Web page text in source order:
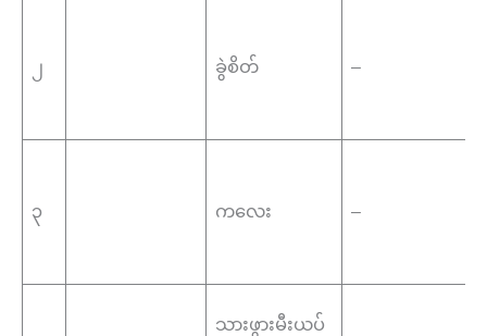
၂ ခွဲစိတ် –
၃ ကလေး –
သားဖွားမီးယပ်